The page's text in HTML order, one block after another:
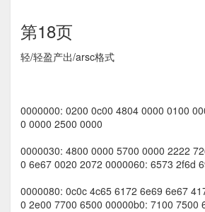
第18页
轻/轻盈产出/arsc格式
0000000: 0200 0c00 4804 0000 0100
0 0000 2500 0000
0000030: 4800 0000 5700 0000 2222
0 6e67 0020 2072 0000060: 6573 2f6d
0000080: 0c0c 4c65 6172 6e69 6e67
0 2e00 7700 6500 00000b0: 7100